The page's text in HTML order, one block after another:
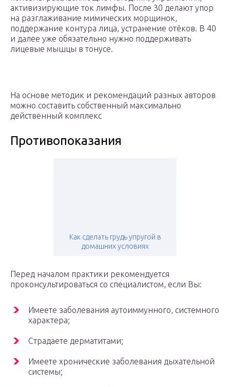
активизирующие ток лимфы. После 30 делают упор
на разглаживание мимических морщинок,
поддержание контура лица, устранение отёков. В 40
и далее уже обязательно нужно поддерживать
лицевые мышцы в тонусе.
На основе методик и рекомендаций разных авторов
можно составить собственный максимально
действенный комплекс
Противопоказания
Как сделать грудь упругой в
домашних условиях
Перед началом практики рекомендуется
проконсультироваться со специалистом, если Вы:
Имеете заболевания аутоиммунного, системного
характера;
Страдаете дерматитами;
Имеете хронические заболевания дыхательной
системы;